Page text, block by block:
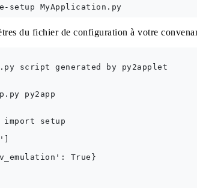
du fichier de configuration à votre
script generated by py2applet
py2app
import setup
True}